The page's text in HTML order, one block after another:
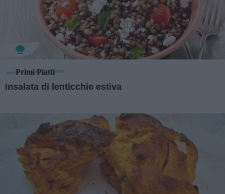
Primi Piatti
Insalata di lenticchie estiva